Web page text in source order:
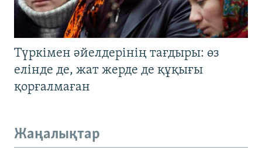
Түркімен әйелдерінің тағдыры: өз
елінде де, жат жерде де құқығы
қорғалмаған
Жаңалықтар